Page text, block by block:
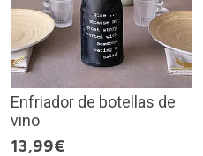
Enfriador de botellas de
vino
13,99€